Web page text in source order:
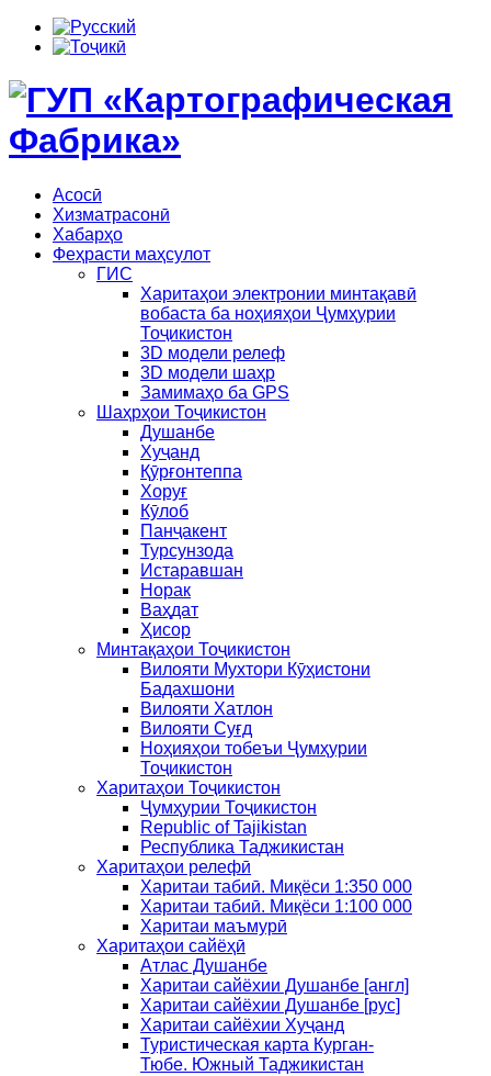
Асосӣ
Хизматрасонӣ
Хабарҳо
Феҳрасти маҳсулот
ГИС
Харитаҳои электронии минтақавӣ
вобаста ба ноҳияҳои Ҷумҳурии
Тоҷикистон
3D модели релеф
3D модели шаҳр
Замимаҳо ба GPS
Шаҳрҳои Тоҷикистон
Душанбе
Хуҷанд
Қӯрғонтеппа
Хоруғ
Кӯлоб
Панҷакент
Турсунзода
Истаравшан
Норак
Ваҳдат
Ҳисор
Минтақаҳои Тоҷикистон
Вилояти Мухтори Кӯҳистони
Бадахшони
Вилояти Хатлон
Вилояти Суғд
Ноҳияҳои тобеъи Ҷумҳурии
Тоҷикистон
Харитаҳои Тоҷикистон
Ҷумҳурии Тоҷикистон
Republic of Tajikistan
Республика Таджикистан
Харитаҳои релефӣ
Харитаи табиӣ. Миқёси 1:350 000
Харитаи табиӣ. Миқёси 1:100 000
Харитаи маъмурӣ
Харитаҳои сайёҳӣ
Атлас Душанбе
Харитаи сайёхии Душанбе [англ]
Харитаи сайёхии Душанбе [рус]
Харитаи сайёхии Хуҷанд
Туристическая карта Курган-
Тюбе. Южный Таджикистан